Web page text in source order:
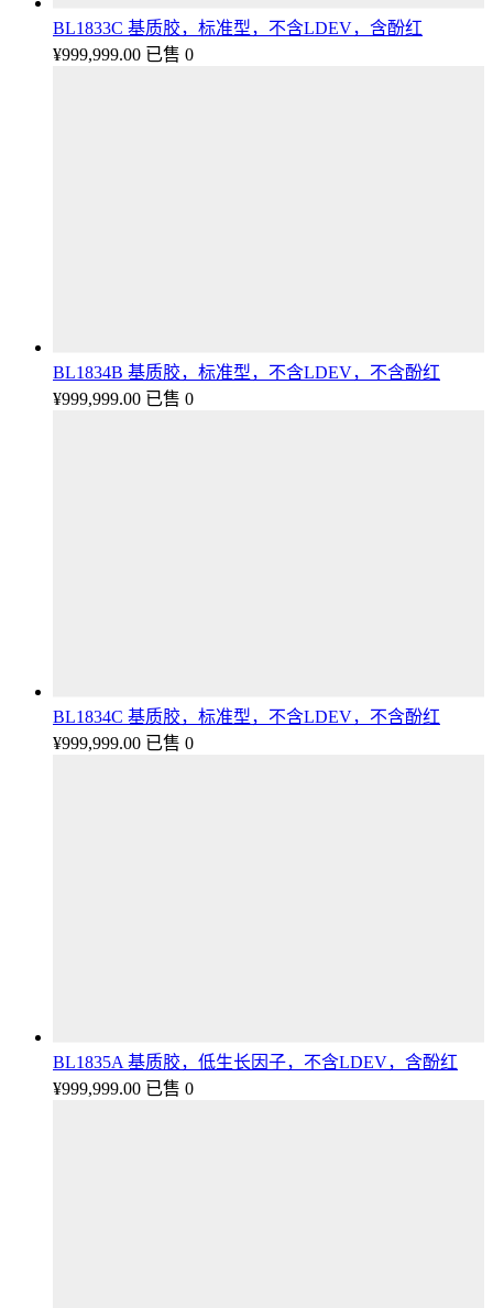
BL1833C 基质胶，标准型，不含LDEV，含酚红
¥999,999.00 已售 0
BL1834B 基质胶，标准型，不含LDEV，不含酚红
¥999,999.00 已售 0
BL1834C 基质胶，标准型，不含LDEV，不含酚红
¥999,999.00 已售 0
BL1835A 基质胶，低生长因子，不含LDEV，含酚红
¥999,999.00 已售 0